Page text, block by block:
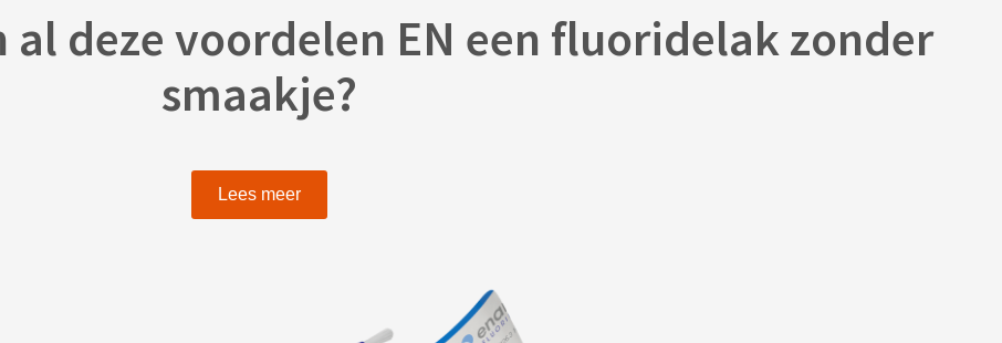
deze voordelen EN een fluoridelak zonder
smaakje?
Lees meer